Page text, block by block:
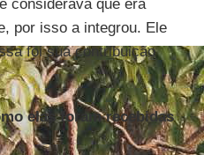
considerava que era
por isso a integrou. Ele
foi sua contribuição
elas foram recebidas